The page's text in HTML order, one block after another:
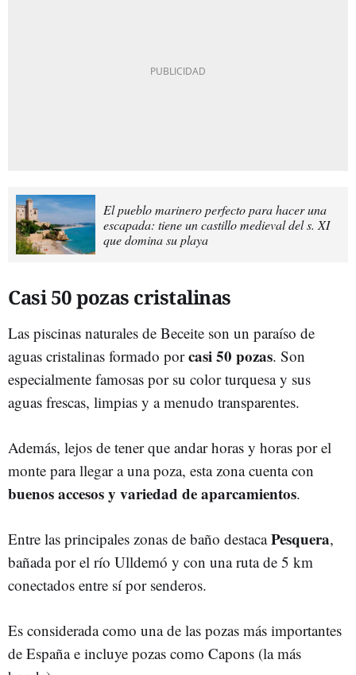
El pueblo marinero perfecto para hacer una
escapada: tiene un castillo medieval del s. XI
que domina su playa
Casi 50 pozas cristalinas
Las piscinas naturales de Beceite son un paraíso de
aguas cristalinas formado porcasi 50 pozas. Son
especialmente famosas por su color turquesa y sus
aguas frescas, limpias y a menudo transparentes.
Además, lejos de tener que andar horas y horas por el
monte para llegar a una poza, esta zona cuenta con
buenos accesos y variedad de aparcamientos.
Entre las principales zonas de baño destacaPesquera,
bañada por el río Ulldemó y con una ruta de 5 km
conectados entre sí por senderos.
Es considerada como una de las pozas más importantes
de España e incluye pozas como Capons (la más